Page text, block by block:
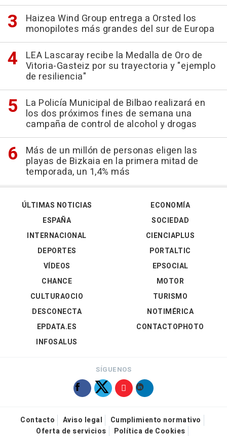
Haizea Wind Group entrega a Orsted los
monopilotes más grandes del sur de Europa
LEA Lascaray recibe la Medalla de Oro de
Vitoria-Gasteiz por su trayectoria y "ejemplo
de resiliencia"
La Policía Municipal de Bilbao realizará en
los dos próximos fines de semana una
campaña de control de alcohol y drogas
Más de un millón de personas eligen las
playas de Bizkaia en la primera mitad de
temporada, un 1,4% más
ÚLTIMAS NOTICIAS
ESPAÑA
INTERNACIONAL
DEPORTES
VÍDEOS
ECONOMÍA
SOCIEDAD
CIENCIAPLUS
PORTALTIC
EPSOCIAL
CHANCE
CULTURAOCIO
DESCONECTA
EPDATA.ES
INFOSALUS
MOTOR
TURISMO
NOTIMÉRICA
CONTACTOPHOTO
SÍGUENOS
Contacto Aviso legal
Cumplimiento normativo
Oferta de servicios
Política de Cookies